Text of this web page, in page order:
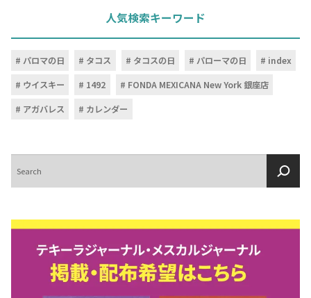
人気検索キーワード
パロマの日 タコス タコスの日 パローマの日
index
ウイスキー
1492
FONDA MEXICANA New York 銀座店
アガバレス
カレンダー
索